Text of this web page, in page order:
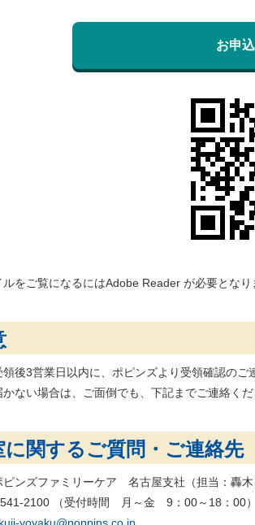
お申
をご覧になるにはAdobe Reader が必要となり
後3営業日以内に、ポピンズより受領確認のご
かない場合は、ご面倒でも、下記までご連絡くだ
に関するご質問・ご連絡先
ピンズファミリーケア 名古屋支社（担当：轟木
2100 （受付時間 月～金 9：00～18：00）